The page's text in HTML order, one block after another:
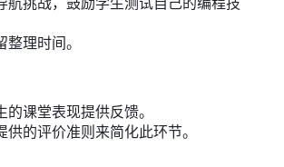
航挑战，鼓励学生测试自己的编程技
整理时间。
的课堂表现提供反馈。
供的评价准则来简化此环节。